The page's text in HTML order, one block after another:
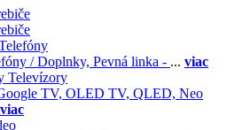
/ Doplnky, Pevná linka - ... viac
Televízory
TV, OLED TV, QLED, Neo
viac